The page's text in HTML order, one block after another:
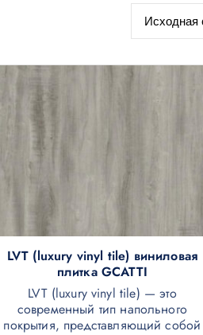
LVT (luxury vinyl tile) виниловая
плитка GCATTI
LVT (luxury vinyl tile) — это
современный тип напольного
покрытия, представляющий собой